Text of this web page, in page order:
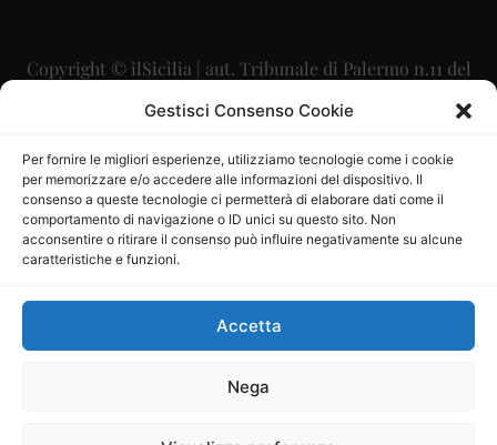
Gestisci Consenso Cookie
Per fornire le migliori esperienze, utilizziamo tecnologie come i cookie
per memorizzare e/o accedere alle informazioni del dispositivo. Il
consenso a queste tecnologie ci permetterà di elaborare dati come il
comportamento di navigazione o ID unici su questo sito. Non
acconsentire o ritirare il consenso può influire negativamente su alcune
caratteristiche e funzioni.
Accetta
Nega
Copyright © ilSicilia | aut. Tribunale di Palermo n.11 del
29/09/2015
Direttore Editoriale: Maurizio Scaglione
Direttore Responsabile: Maria Calabrese
P.IVA: 06334930820
Mercurio Comunicazione Società Cooperativa a r.l. è
iscritta al Registro degli Operatori di Comunicazione al